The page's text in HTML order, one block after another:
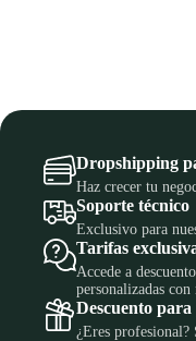
Dropshipping
Haz crecer tu
Soporte técnico
Exclusivo para
Tarifas
Accede a
personalizadas con
Descuento para
¿Eres profesional?